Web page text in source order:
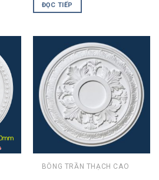
ĐỌC TIẾP
BÔNG TRẦN THẠCH CAO